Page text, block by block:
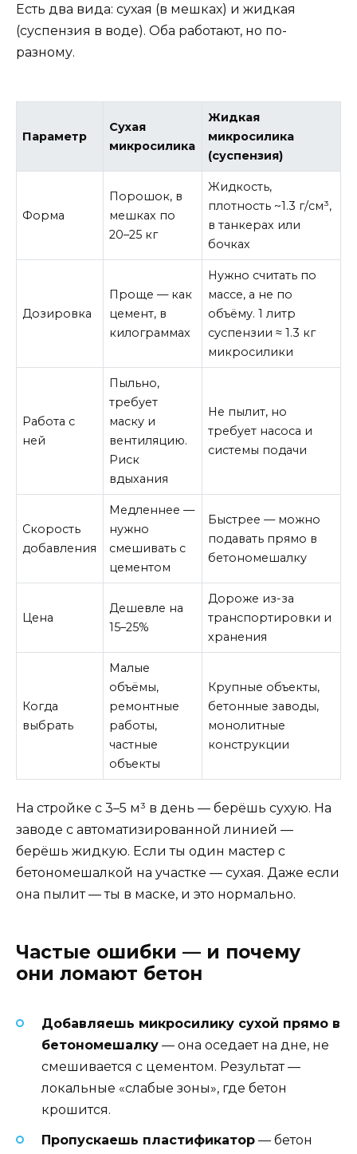
Есть два вида: сухая (в мешках) и жидкая
(суспензия в воде). Оба работают, но по-
разному.
Параметр
Сухая
микросилика
Жидкая
микросилика
(суспензия)
Форма
Порошок, в
мешках по
20–25 кг
Жидкость,
плотность ~1.3 г/см³,
в танкерах или
бочках
Дозировка
Проще — как
цемент, в
килограммах
Нужно считать по
массе, а не по
объёму. 1 литр
суспензии ≈ 1.3 кг
микросилики
Работа с
ней
Пыльно,
требует
маску и
вентиляцию.
Риск
вдыхания
Не пылит, но
требует насоса и
системы подачи
Скорость
добавления
Медленнее —
нужно
смешивать с
цементом
Быстрее — можно
подавать прямо в
бетономешалку
Цена
Дешевле на
15–25%
Дороже из-за
транспортировки и
хранения
Когда
выбрать
Малые
объёмы,
ремонтные
работы,
частные
объекты
Крупные объекты,
бетонные заводы,
монолитные
конструкции
На стройке с 3–5 м³ в день — берёшь сухую. На
заводе с автоматизированной линией —
берёшь жидкую. Если ты один мастер с
бетономешалкой на участке — сухая. Даже если
она пылит — ты в маске, и это нормально.
Частые ошибки — и почему
они ломают бетон
Добавляешь микросилику сухой прямо в
бетономешалку — она оседает на дне, не
смешивается с цементом. Результат —
локальные «слабые зоны», где бетон
крошится.
Пропускаешь пластификатор — бетон